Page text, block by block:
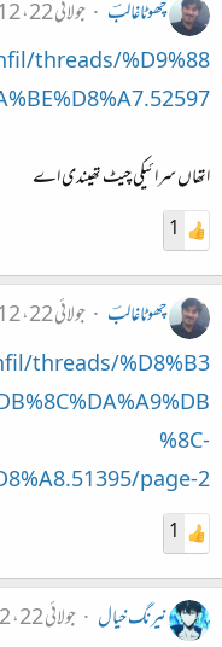
چھوٹاغالبؔ
جولائی 22، 2012
threads/%D9%88
اتھاں سرائیکی چیٹ تھیندی اے
1
چھوٹاغالبؔ
جولائی 22، 2012
threads/%D8%B3
%8C-
page-2
1
نیرنگ خیال
جولائی 22، 2012